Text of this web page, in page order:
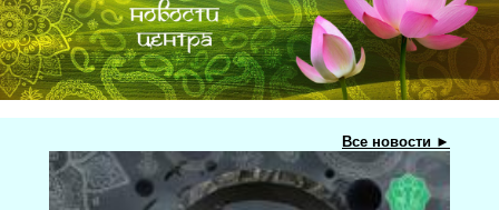
Все новости ►